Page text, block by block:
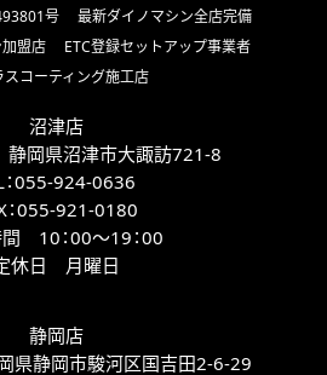
号
最新ダイノマシン全店完備
盟店
ETC登録セットアップ事業者
スコーティング施工店
沼津店
岡県沼津市大諏訪721-8
055-924-0636
055-921-0180
10：00～19：00
休日 月曜日
静岡店
静岡市駿河区国吉田2-6-29